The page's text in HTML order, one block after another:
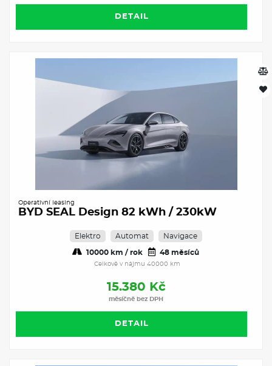
DETAIL
Operativní leasing
BYD SEAL Design 82 kWh / 230kW
Elektro Automat Navigace
10000 km / rok 48 měsíců
Celkově v nájmu 40000 km
15.380 Kč
měsíčně bez DPH
DETAIL